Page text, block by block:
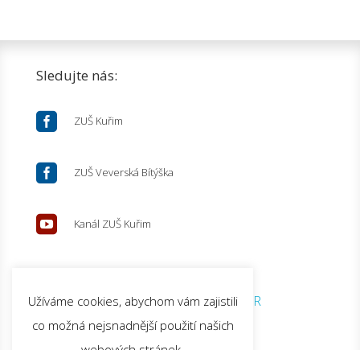
Sledujte nás:
 ZUŠ Kuřim
 ZUŠ Veverská Bítýška
 Kanál ZUŠ Kuřim
© 2026 ZUŠ Kuřim |GDPR
Užíváme cookies, abychom vám zajistili
co možná nejsnadnější použití našich